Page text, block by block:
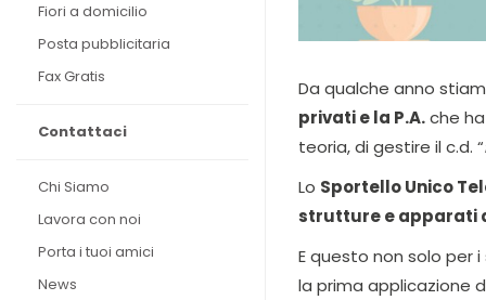
Fiori a domicilio
Posta pubblicitaria
Fax Gratis
Contattaci
Chi Siamo
Lavora con noi
Porta i tuoi amici
News
Da qualche anno
privati e la P.A.che
teoria, di gestire il c.d. “
Lo Sportello Unico
strutture e apparati
E questo non solo per
la prima applicazione